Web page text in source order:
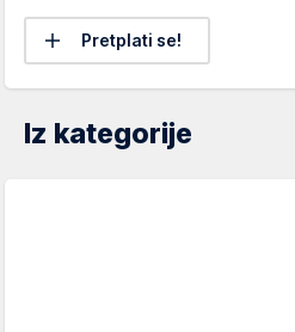
Pretplati se!
Iz kategorije